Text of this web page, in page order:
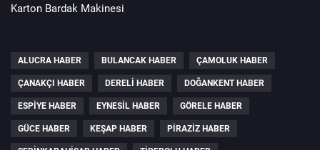
Karton Bardak Makinesi
ALUCRA HABER BULANCAK HABER ÇAMOLUK HABER
ÇANAKÇI HABER DERELI HABER DOĞANKENT HABER
ESPIYE HABER EYNESIL HABER GÖRELE HABER
GÜCE HABER KEŞAP HABER PIRAZIZ HABER